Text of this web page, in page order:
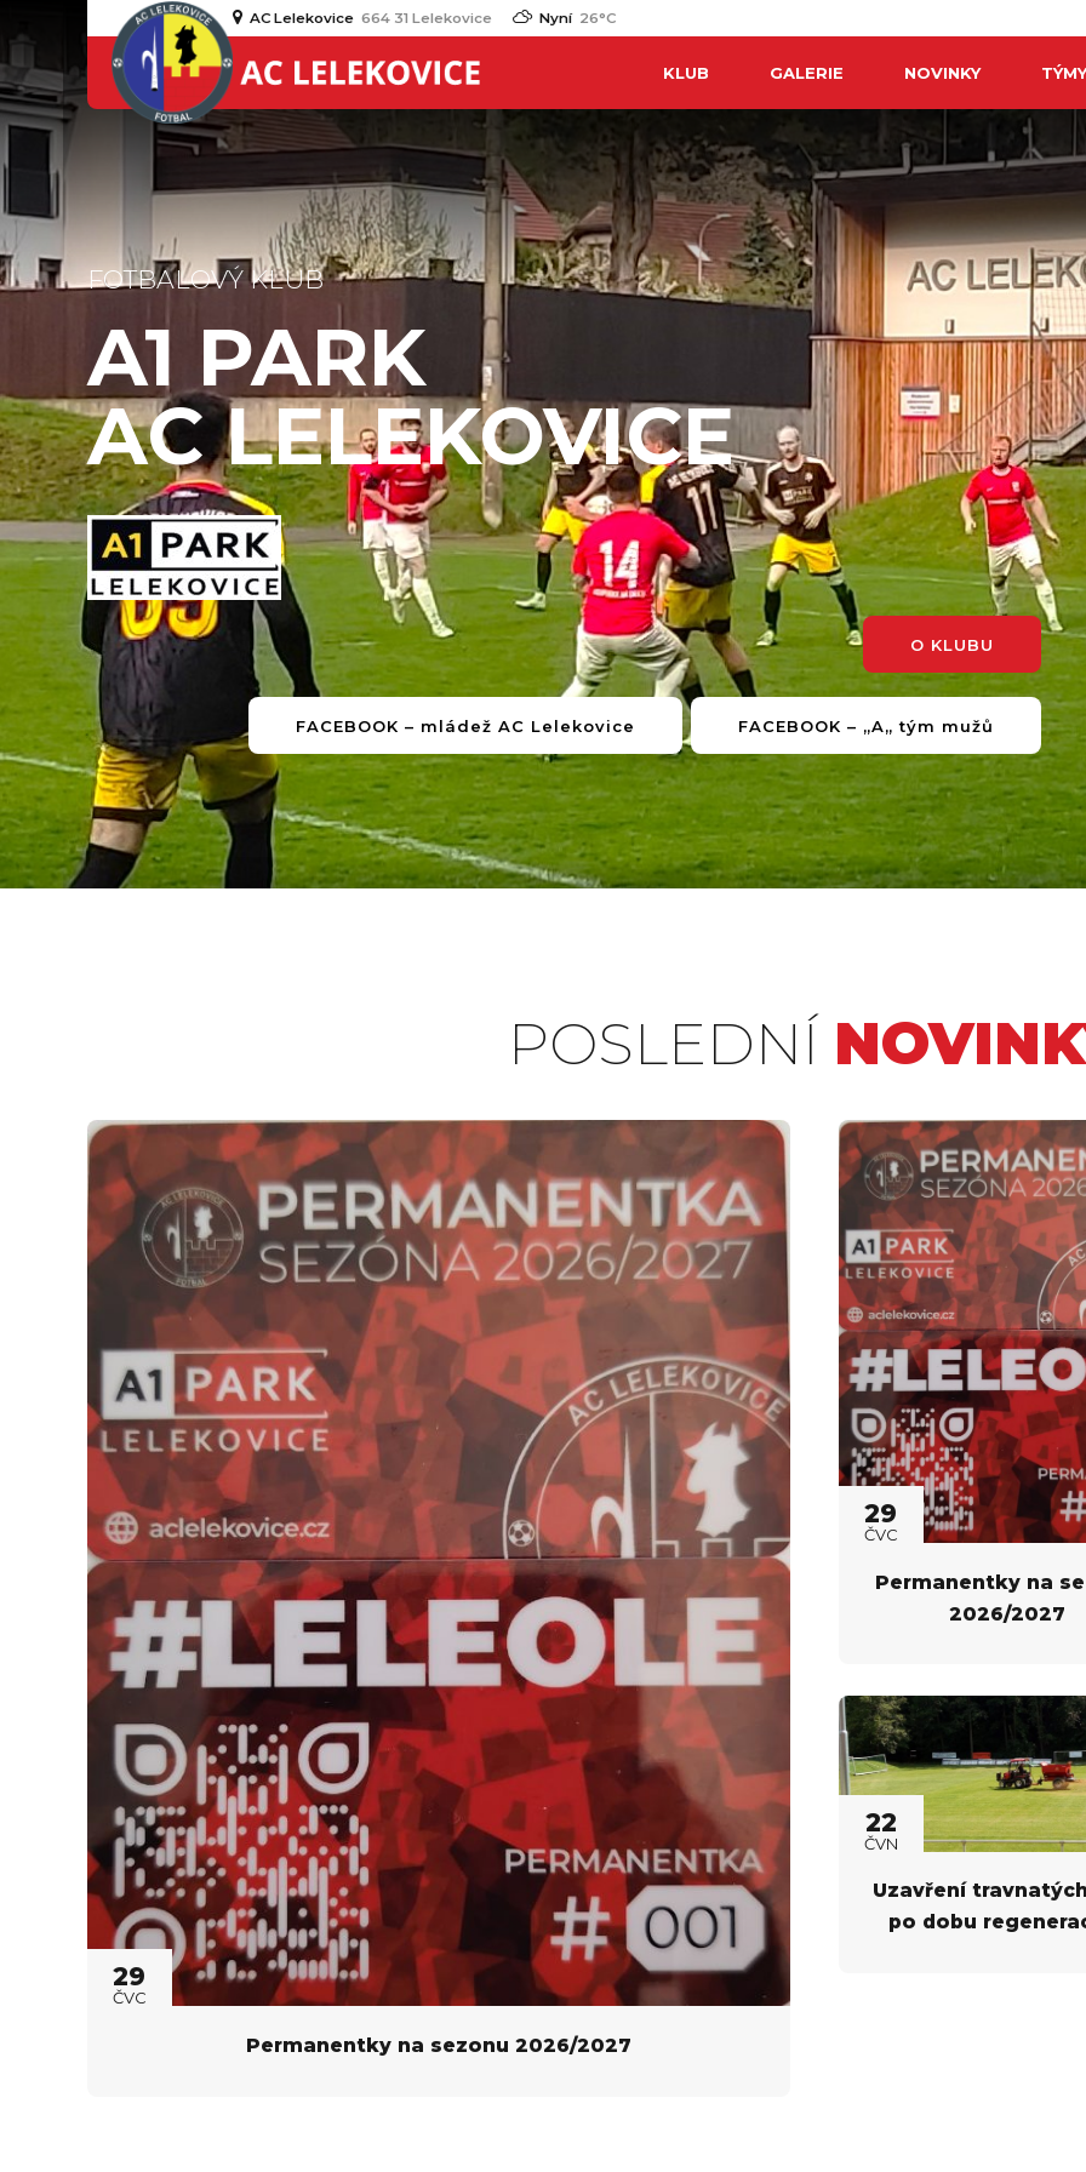
AC Lelekovice 664 31 Lelekovice Nyní 26°C
KLUB GALERIE NOVINKY TÝMY
FOTBALOVÝ KLUB
A1 PARK
AC LELEKOVICE
O KLUBU
FACEBOOK – „A„ tým mužů
FACEBOOK – mládež AC Lelekovice
POSLEDNÍ
29
ČVC
Permanentky na sezonu 2026/2027
29
ČVC
Permanentky na
2026/2027
22
ČVN
Uzavření
po dobu